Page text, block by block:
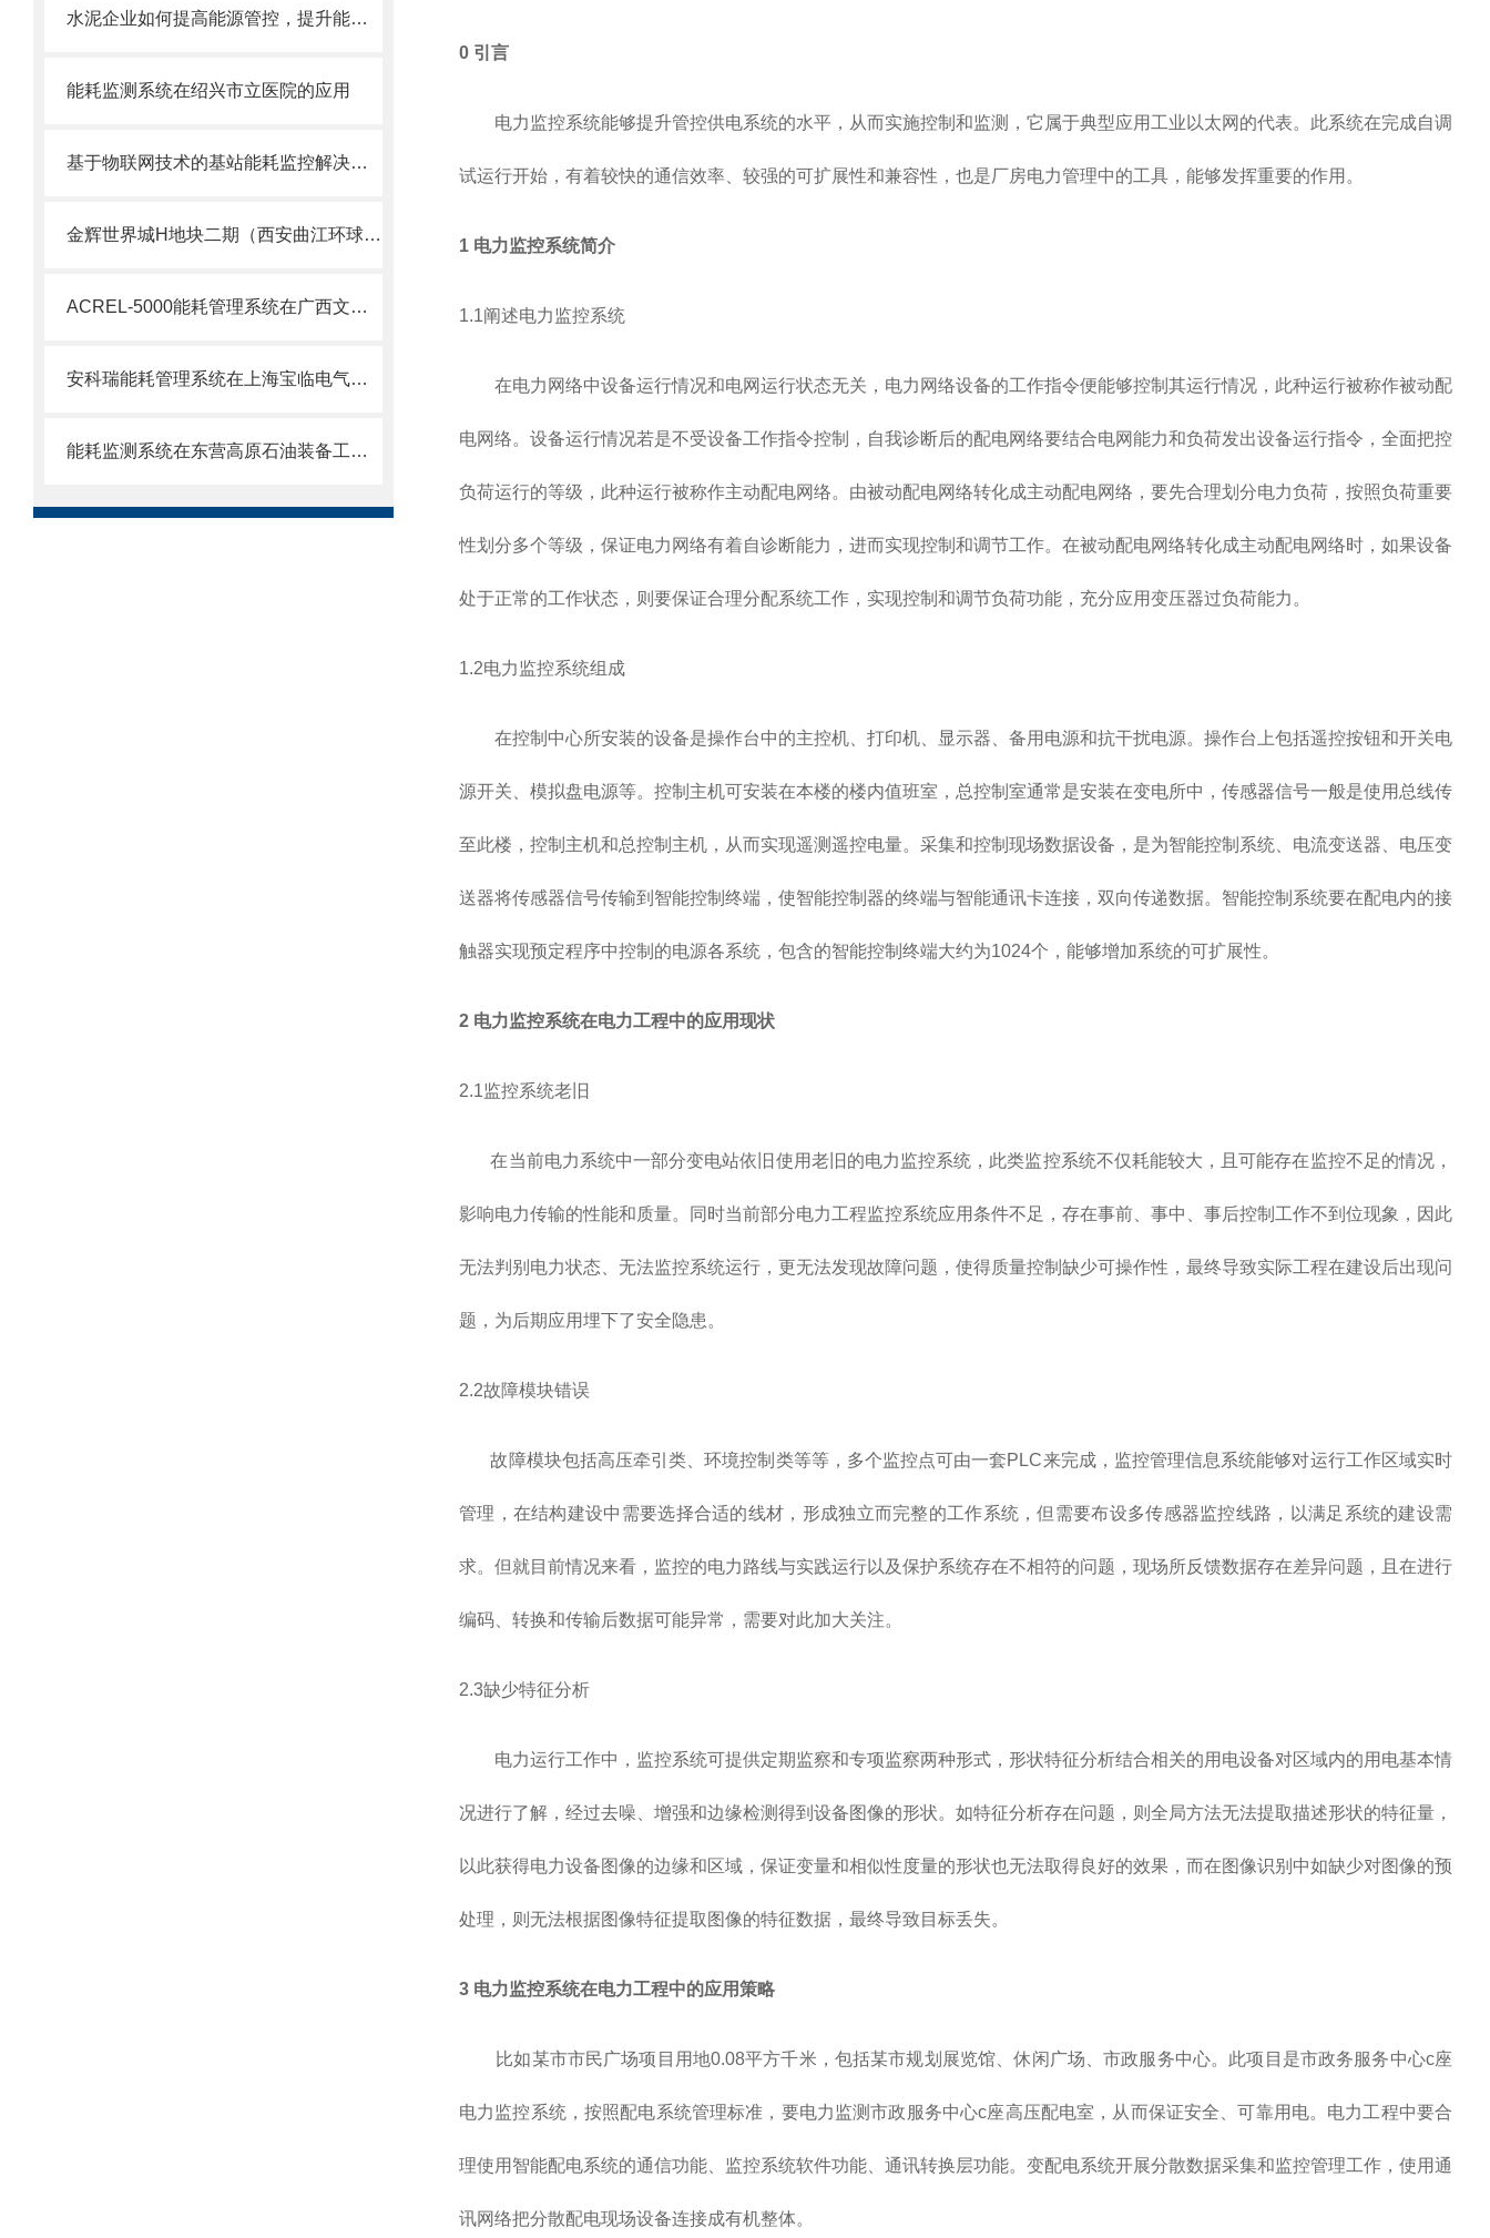
水泥企业如何提高能源管控，提升能源利用率，响应双碳政策？
能耗监测系统在绍兴市立医院的应用
基于物联网技术的基站能耗监控解决方案
金辉世界城H地块二期（西安曲江环球广场）项目能耗监控系统 的研究与应用
ACREL-5000能耗管理系统在广西文化艺术中心的应用
安科瑞能耗管理系统在上海宝临电气光伏项目一期的应用
能耗监测系统在东营高原石油装备工程技术中心的应用
0 引言
电力监控系统能够提升管控供电系统的水平，从而实施控制和监测，它属于典型应用工业以太网的代表。此系统在完成自调
试运行开始，有着较快的通信效率、较强的可扩展性和兼容性，也是厂房电力管理中的工具，能够发挥重要的作用。
1 电力监控系统简介
1.1阐述电力监控系统
在电力网络中设备运行情况和电网运行状态无关，电力网络设备的工作指令便能够控制其运行情况，此种运行被称作被动配
电网络。设备运行情况若是不受设备工作指令控制，自我诊断后的配电网络要结合电网能力和负荷发出设备运行指令，全面把控
负荷运行的等级，此种运行被称作主动配电网络。由被动配电网络转化成主动配电网络，要先合理划分电力负荷，按照负荷重要
性划分多个等级，保证电力网络有着自诊断能力，进而实现控制和调节工作。在被动配电网络转化成主动配电网络时，如果设备
处于正常的工作状态，则要保证合理分配系统工作，实现控制和调节负荷功能，充分应用变压器过负荷能力。
1.2电力监控系统组成
在控制中心所安装的设备是操作台中的主控机、打印机、显示器、备用电源和抗干扰电源。操作台上包括遥控按钮和开关电
源开关、模拟盘电源等。控制主机可安装在本楼的楼内值班室，总控制室通常是安装在变电所中，传感器信号一般是使用总线传
至此楼，控制主机和总控制主机，从而实现遥测遥控电量。采集和控制现场数据设备，是为智能控制系统、电流变送器、电压变
送器将传感器信号传输到智能控制终端，使智能控制器的终端与智能通讯卡连接，双向传递数据。智能控制系统要在配电内的接
触器实现预定程序中控制的电源各系统，包含的智能控制终端大约为1024个，能够增加系统的可扩展性。
2 电力监控系统在电力工程中的应用现状
2.1监控系统老旧
在当前电力系统中一部分变电站依旧使用老旧的电力监控系统，此类监控系统不仅耗能较大，且可能存在监控不足的情况，
影响电力传输的性能和质量。同时当前部分电力工程监控系统应用条件不足，存在事前、事中、事后控制工作不到位现象，因此
无法判别电力状态、无法监控系统运行，更无法发现故障问题，使得质量控制缺少可操作性，最终导致实际工程在建设后出现问
题，为后期应用埋下了安全隐患。
2.2故障模块错误
故障模块包括高压牵引类、环境控制类等等，多个监控点可由一套PLC来完成，监控管理信息系统能够对运行工作区域实时
管理，在结构建设中需要选择合适的线材，形成独立而完整的工作系统，但需要布设多传感器监控线路，以满足系统的建设需
求。但就目前情况来看，监控的电力路线与实践运行以及保护系统存在不相符的问题，现场所反馈数据存在差异问题，且在进行
编码、转换和传输后数据可能异常，需要对此加大关注。
2.3缺少特征分析
电力运行工作中，监控系统可提供定期监察和专项监察两种形式，形状特征分析结合相关的用电设备对区域内的用电基本情
况进行了解，经过去噪、增强和边缘检测得到设备图像的形状。如特征分析存在问题，则全局方法无法提取描述形状的特征量，
以此获得电力设备图像的边缘和区域，保证变量和相似性度量的形状也无法取得良好的效果，而在图像识别中如缺少对图像的预
处理，则无法根据图像特征提取图像的特征数据，最终导致目标丢失。
3 电力监控系统在电力工程中的应用策略
比如某市市民广场项目用地0.08平方千米，包括某市规划展览馆、休闲广场、市政服务中心。此项目是市政务服务中心c座
电力监控系统，按照配电系统管理标准，要电力监测市政服务中心c座高压配电室，从而保证安全、可靠用电。电力工程中要合
理使用智能配电系统的通信功能、监控系统软件功能、通讯转换层功能。变配电系统开展分散数据采集和监控管理工作，使用通
讯网络把分散配电现场设备连接成有机整体。